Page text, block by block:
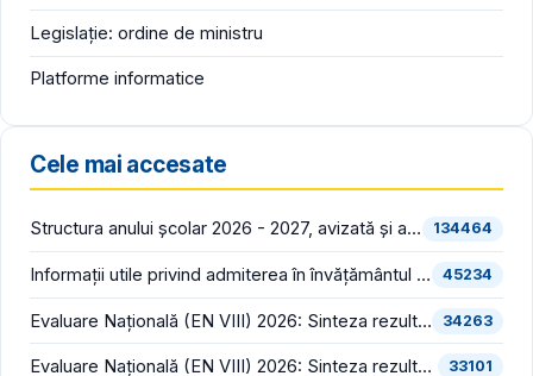
Legislație: ordine de ministru
Platforme informatice
Cele mai accesate
Structura anului școlar 2026 - 2027, avizată și aprobată 134464
Informații utile privind admiterea în învățământul liceal (an școlar 2026 - 2027) 45234
Evaluare Națională (EN VIII) 2026: Sinteza rezultatelor inițiale (înainte de contestații) 34263
Evaluare Națională (EN VIII) 2026: Sinteza rezultatelor finale (după soluționarea contestațiilor) 33101